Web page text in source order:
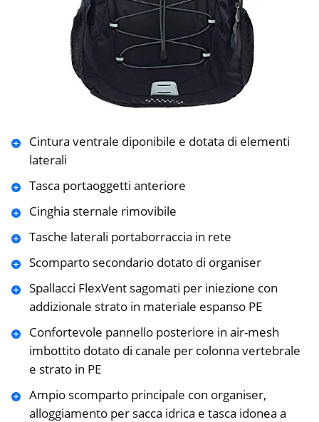
Cintura ventrale diponibile e dotata di elementi
laterali
Tasca portaoggetti anteriore
Cinghia sternale rimovibile
Tasche laterali portaborraccia in rete
Scomparto secondario dotato di organiser
Spallacci FlexVent sagomati per iniezione con
addizionale strato in materiale espanso PE
Confortevole pannello posteriore in air-mesh
imbottito dotato di canale per colonna vertebrale
e strato in PE
Ampio scomparto principale con organiser,
alloggiamento per sacca idrica e tasca idonea a